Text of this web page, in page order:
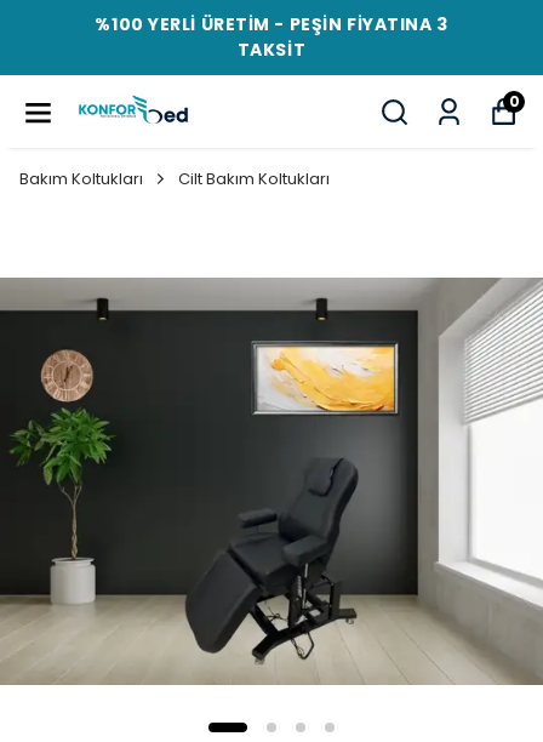
%100 YERLİ ÜRETİM - PEŞİN FİYATINA 3
TAKSİT
0
Bakım Koltukları Cilt Bakım Koltukları